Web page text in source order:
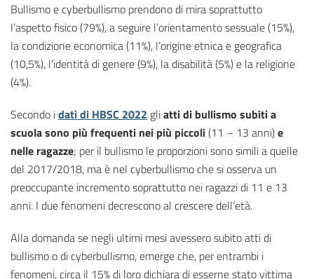
Bullismo e cyberbullismo prendono di mira soprattutto
l’aspetto fisico (79%), a seguire l’orientamento sessuale (15%),
la condizione economica (11%), l’origine etnica e geografica
(10,5%), l’identità di genere (9%), la disabilità (5%) e la religione
(4%).
Secondo idati di HBSC 2022 gliatti di bullismo subiti a
scuola sono più frequenti nei più piccoli(11 – 13 anni)e
nelle ragazze; per il bullismo le proporzioni sono simili a quelle
del 2017/2018, ma è nel cyberbullismo che si osserva un
preoccupante incremento soprattutto nei ragazzi di 11 e 13
anni. I due fenomeni decrescono al crescere dell’età.
Alla domanda se negli ultimi mesi avessero subito atti di
bullismo o di cyberbullismo, emerge che, per entrambi i
fenomeni, circa il 15% di loro dichiara di esserne stato vittima